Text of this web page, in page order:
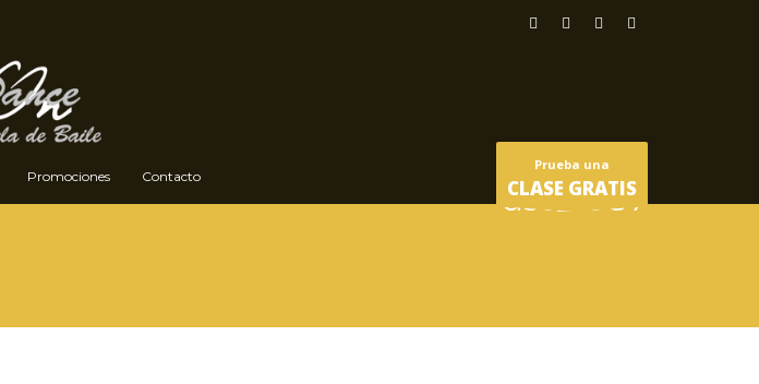
Promociones Contacto
Prueba una
CLASE GRATIS
dsc_1987